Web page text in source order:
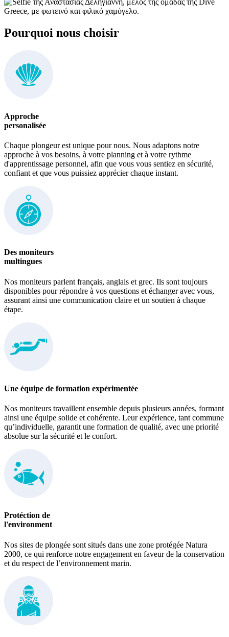
Pourquoi nous choisir
Approche
personalisée
Chaque plongeur est unique pour nous. Nous adaptons notre
approche à vos besoins, à votre planning et à votre rythme
d'apprentissage personnel, afin que vous vous sentiez en sécurité,
confiant et que vous puissiez apprécier chaque instant.
Des moniteurs
multingues
Nos moniteurs parlent français, anglais et grec. Ils sont toujours
disponibles pour répondre à vos questions et échanger avec vous,
assurant ainsi une communication claire et un soutien à chaque
étape.
Une équipe de formation expérimentée
Nos moniteurs travaillent ensemble depuis plusieurs années, formant
ainsi une équipe solide et cohérente. Leur expérience, tant commune
qu’individuelle, garantit une formation de qualité, avec une priorité
absolue sur la sécurité et le confort.
Protéction de
l'environment
Nos sites de plongée sont situés dans une zone protégée Natura
2000, ce qui renforce notre engagement en faveur de la conservation
et du respect de l’environnement marin.